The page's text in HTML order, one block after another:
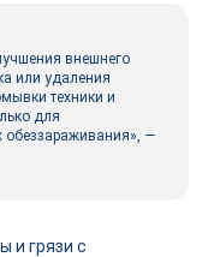
внешнего
или удаления
техники и
для
обеззараживания», —
и грязи с